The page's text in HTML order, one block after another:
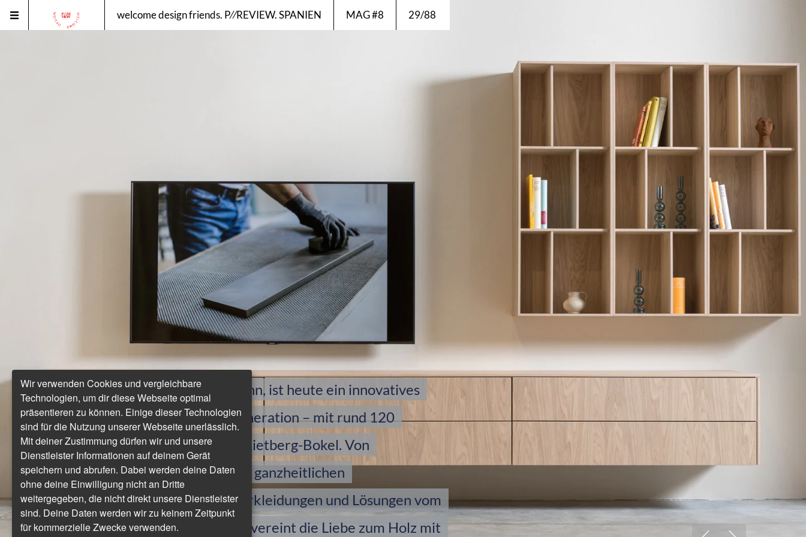
welcome design friends. P⁄⁄REVIEW. SPANIEN MAG #8 29/88
Was 1922 als kleine Tischlerei begann, ist heute ein innovatives
Familienunternehmen in dritter Generation – mit rund 120
Mitarbeitenden, fest verwurzelt in Rietberg-Bokel. Von
maßgefertigten Einzelstücken bis zu ganzheitlichen
Einrichtungskonzepten mit Wandverkleidungen und Lösungen vom
Boden bis zur Decke: Jede Kreation vereint die Liebe zum Holz mit
Wir verwenden Cookies und vergleichbare
Technologien, um dir diese Webseite optimal
präsentieren zu können. Einige dieser Technologien
sind für die Nutzung unserer Webseite unerlässlich.
Mit deiner Zustimmung dürfen wir und unsere
Dienstleister Informationen auf deinem Gerät
speichern und abrufen. Dabei werden deine Daten
ohne deine Einwilligung nicht an Dritte
weitergegeben, die nicht direkt unsere Dienstleister
sind. Deine Daten werden wir zu keinem Zeitpunkt
für kommerzielle Zwecke verwenden.